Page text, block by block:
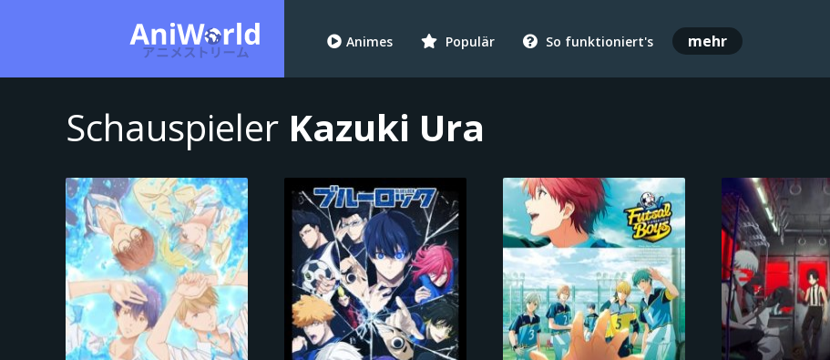
Animes Populär So funktioniert's mehr
Schauspieler Kazuki Ura